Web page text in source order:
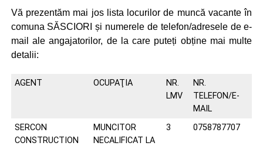
Vă prezentăm mai jos lista locurilor de muncă vacante în
comuna SĂSCIORI și numerele de telefon/adresele de e-
mail ale angajatorilor, de la care puteți obține mai multe
detalii:
AGENT OCUPAŢIA
NR.
LMV
NR.
TELEFON/E-
MAIL
SERCON
CONSTRUCTION
MUNCITOR
NECALIFICAT LA
3 0758787707